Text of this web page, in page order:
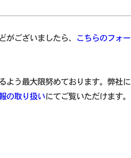
ございましたら、 こちらのフォ
よう最大限努めております。弊社
の取り扱いにてご覧いただけます。